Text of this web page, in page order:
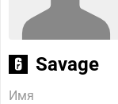
Savage
Имя